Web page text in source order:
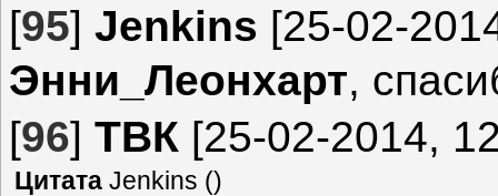
[95] Jenkins [25-02-
Энни_Леонхарт,
[96] ТВК [25-02-2014,
Цитата Jenkins ()